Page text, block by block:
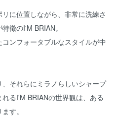
に位置しながら、非常に洗練さ
徴のI'M BRIAN。
ンフォータブルなスタイルが中
それらにミラノらしいシャープ
るI'M BRIANの世界観は、ある
す。